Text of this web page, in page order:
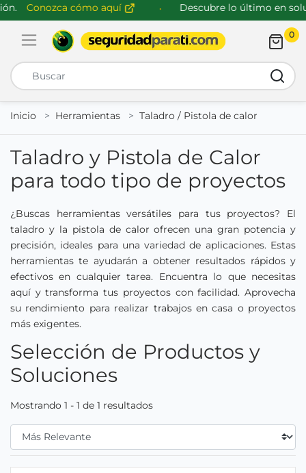
Conozca cómo aquí Descubre lo último en
Abrir menú de navegación
0
Inicio
Herramientas Taladro / Pistola de calor
Taladro y Pistola de Calor
para todo tipo de proyectos
¿Buscas herramientas versátiles para tus proyectos? El
taladro y la pistola de calor ofrecen una gran potencia y
precisión, ideales para una variedad de aplicaciones. Estas
herramientas te ayudarán a obtener resultados rápidos y
efectivos en cualquier tarea. Encuentra lo que necesitas
aquí y transforma tus proyectos con facilidad. Aprovecha
su rendimiento para realizar trabajos en casa o proyectos
más exigentes.
Selección de Productos y
Soluciones
Mostrando 1 - 1 de 1 resultados
Filtrar Por